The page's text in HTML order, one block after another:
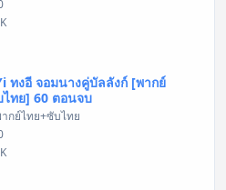
ทงอี จอมนางคู่บัลลังก์ [พากย์
ทย] 60 ตอนจบ
กย์ไทย+ซับไทย